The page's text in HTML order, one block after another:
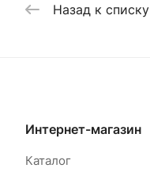
Назад к списку
Интернет-магазин
Каталог